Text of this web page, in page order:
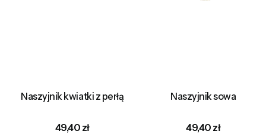
Naszyjnik kwiatki z perłą
Cena
49,40 zł
Naszyjnik sowa
Cena
49,40 zł